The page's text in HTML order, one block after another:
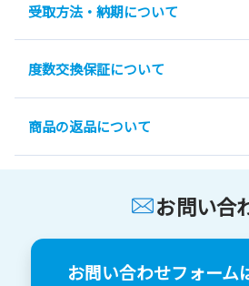
受取方法・納期について
度数交換保証について
商品の返品について
お問い合
お問い合わせフォーム